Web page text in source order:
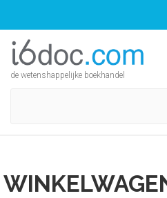
de wetenshappelijke boekhandel